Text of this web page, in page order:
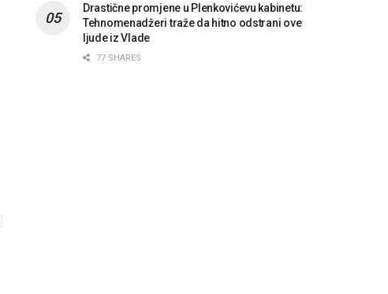
Drastične promjene u Plenkovićevu kabinetu:
Tehnomenadžeri traže da hitno odstrani ove
ljude iz Vlade
77 SHARES